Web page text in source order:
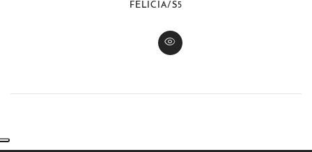
FELICIA/S5